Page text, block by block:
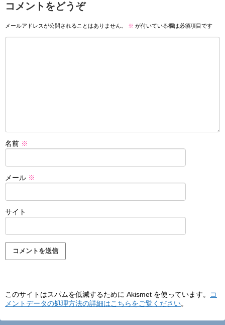
コメントをどうぞ
メールアドレスが公開されることはありません。 ※ が付いている欄は必須項目です
名前 ※
メール ※
サイト
このサイトはスパムを低減するために Akismet を使っています。
コ
メントデータの処理方法の詳細はこちらをご覧ください。